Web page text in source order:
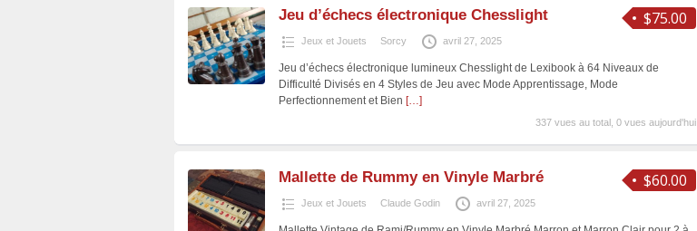
$75.00
Jeu d’échecs électronique Chesslight
Jeux et Jouets Sorcy avril 27, 2025
Jeu d’échecs électronique lumineux Chesslight de Lexibook à 64 Niveaux de
Difficulté Divisés en 4 Styles de Jeu avec Mode Apprentissage, Mode
Perfectionnement et Bien […]
337 vues au total, 0 vues aujourd'hui
$60.00
Mallette de Rummy en Vinyle Marbré
Jeux et Jouets Claude Godin avril 27, 2025